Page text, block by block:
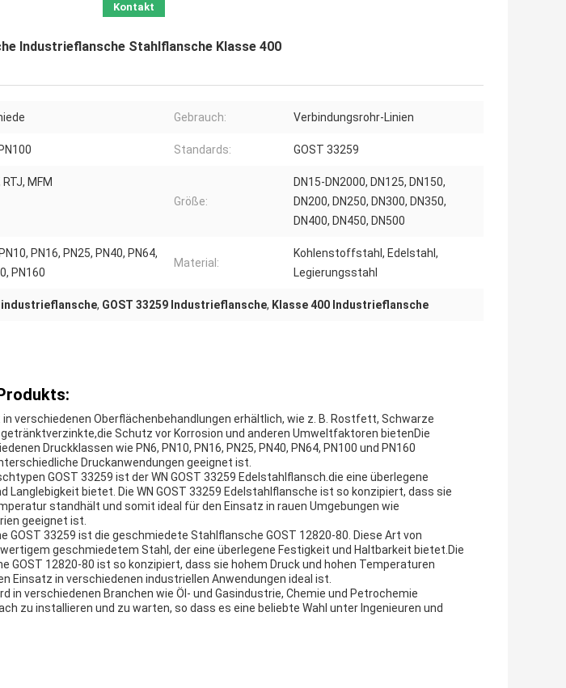
Kontakt
Industrieflansche Stahlflansche Klasse 400
Gebrauch: Verbindungsrohr-Linien
Standards: GOST 33259
RTJ, MFM
Größe:
DN15-DN2000, DN125, DN150,
DN200, DN250, DN300, DN350,
DN400, DN450, DN500
PN16, PN25, PN40, PN64,
PN160
Material:
Kohlenstoffstahl, Edelstahl,
Legierungsstahl
, GOST 33259 Industrieflansche, Klasse 400 Industrieflansche
in verschiedenen Oberflächenbehandlungen erhältlich, wie z. B. Rostfett, Schwarze
Schutz vor Korrosion und anderen Umweltfaktoren bietenDie
Druckklassen wie PN6, PN10, PN16, PN25, PN40, PN64, PN100 und PN160
Druckanwendungen geeignet ist.
GOST 33259 ist der WN GOST 33259 Edelstahlflansch.die eine überlegene
Langlebigkeit bietet. Die WN GOST 33259 Edelstahlflansche ist so konzipiert, dass sie
standhält und somit ideal für den Einsatz in rauen Umgebungen wie
geeignet ist.
GOST 33259 ist die geschmiedete Stahlflansche GOST 12820-80. Diese Art von
geschmiedetem Stahl, der eine überlegene Festigkeit und Haltbarkeit bietet.Die
GOST 12820-80 ist so konzipiert, dass sie hohem Druck und hohen Temperaturen
Einsatz in verschiedenen industriellen Anwendungen ideal ist.
in verschiedenen Branchen wie Öl- und Gasindustrie, Chemie und Petrochemie
zu installieren und zu warten, so dass es eine beliebte Wahl unter Ingenieuren und